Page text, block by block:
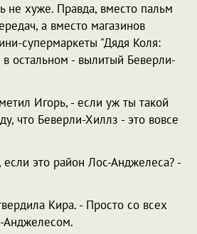
не хуже. Правда, вместо пальм
а вместо магазинов
супермаркеты "Дядя Коля:
в остальном - вылитый Беверли-
Игорь, - если уж ты такой
что Беверли-Хиллз - это вовсе
это район Лос-Анджелеса? -
Кира. - Просто со всех
Анджелесом.